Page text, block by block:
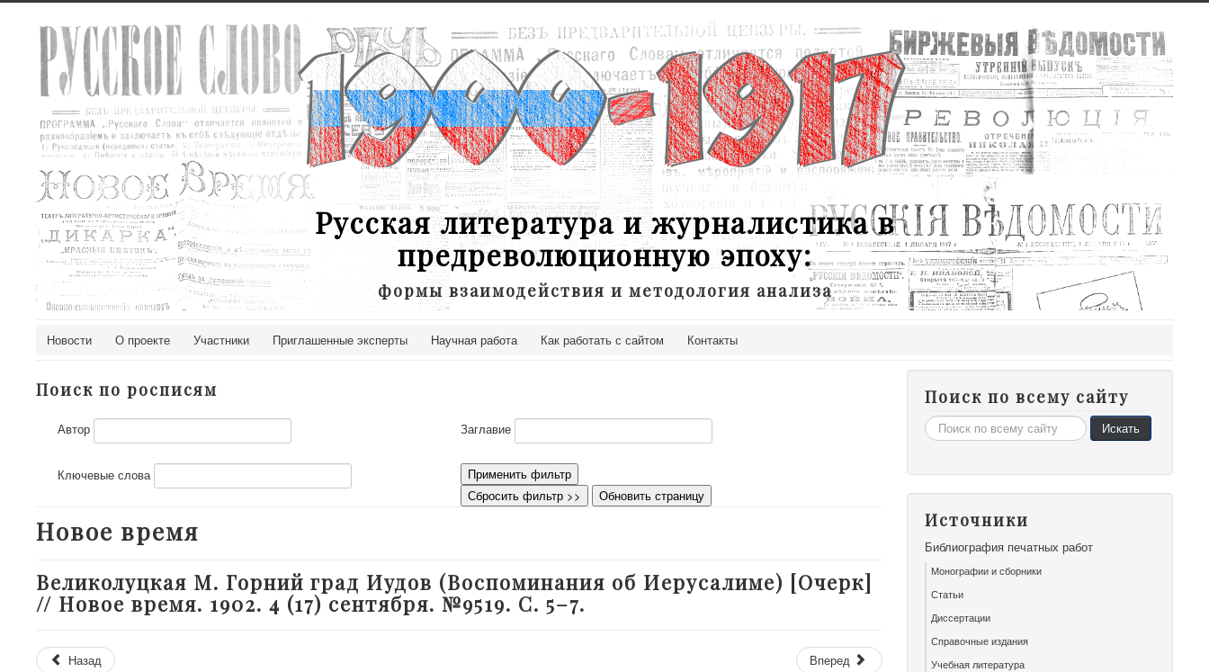
Русская литература и журналистика в
предреволюционную эпоху:
формы взаимодействия и методология анализа
Новости О проекте Участники Приглашенные эксперты Научная работа Как работать с сайтом Контакты
Поиск по росписям
Автор Заглавие
Ключевые слова
Применить фильтр
Сбросить фильтр >>
Обновить страницу
Новое время
Великолуцкая М. Горний град Иудов (Воспоминания об Иерусалиме) [Очерк]
// Новое время. 1902. 4 (17) сентября. №9519. С. 5–7.
Назад Вперед
Поиск по всему сайту
Искать... Искать
Источники
Библиография печатных работ
Монографии и сборники
Статьи
Диссертации
Справочные издания
Учебная литература